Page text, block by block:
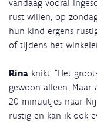
vandaag vooral
rust willen, op
hun kind ergens
of tijdens het
Rina knikt. “Het
gewoon alleen.
20 minuutjes naar
rustig en kan ik ook